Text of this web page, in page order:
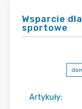
Wsparcie
sportowe
Artykuły: